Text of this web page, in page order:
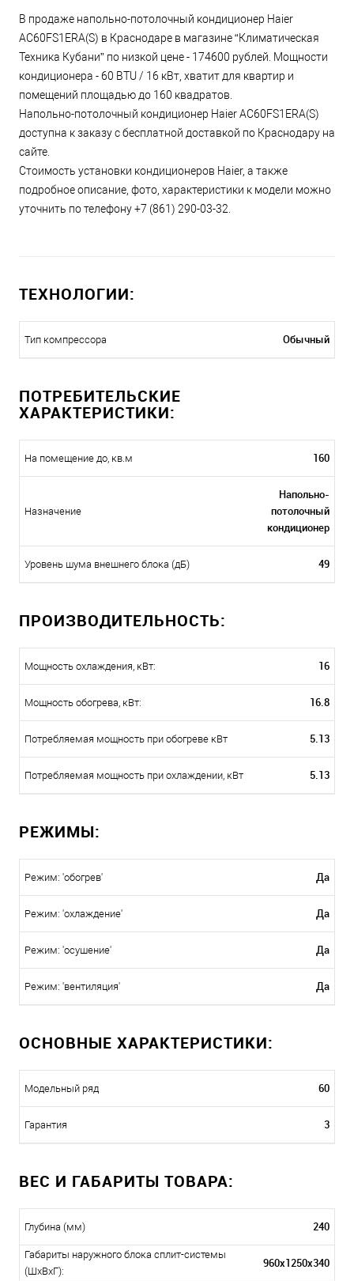
В продаже напольно-потолочный кондиционер Haier
AC60FS1ERA(S) в Краснодаре в магазине “Климатическая
Техника Кубани” по низкой цене - 174600 рублей. Мощности
кондиционера - 60 BTU / 16 кВт, хватит для квартир и
помещений площадью до 160 квадратов.
Напольно-потолочный кондиционер Haier AC60FS1ERA(S)
доступна к заказу с бесплатной доставкой по Краснодару на
сайте.
Стоимость установки кондиционеров Haier, а также
подробное описание, фото, характеристики к модели можно
уточнить по телефону +7 (861) 290-03-32.
ТЕХНОЛОГИИ:
Тип компрессора Обычный
ПОТРЕБИТЕЛЬСКИЕ
ХАРАКТЕРИСТИКИ:
На помещение до, кв.м 160
Назначение
Напольно-
потолочный
кондиционер
Уровень шума внешнего блока (дБ) 49
ПРОИЗВОДИТЕЛЬНОСТЬ:
Мощность охлаждения, кВт: 16
Мощность обогрева, кВт: 16.8
Потребляемая мощность при обогреве кВт 5.13
Потребляемая мощность при охлаждении, кВт 5.13
РЕЖИМЫ:
Режим: 'обогрев' Да
Режим: 'охлаждение' Да
Режим: 'осушение' Да
Режим: 'вентиляция' Да
ОСНОВНЫЕ ХАРАКТЕРИСТИКИ:
Модельный ряд 60
Гарантия 3
ВЕС И ГАБАРИТЫ ТОВАРА:
Глубина (мм) 240
Габариты наружного блока сплит-системы
(ШxВxГ):
960x1250x340